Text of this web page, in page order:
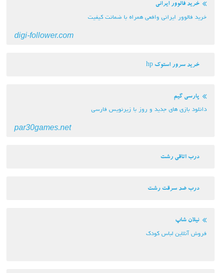
خرید فالوور ایرانی
خرید فالوور ایرانی وافعی همراه با ضمانت کیفیت
digi-follower.com
خرید سرور استوک hp
پارسی گیم
دانلود بازی های جدید و روز با زیرنویس فارسی
par30games.net
درب اتاقی رشت
درب ضد سرقت رشت
نیلان شاپ
فروش آنلاین لباس کودک